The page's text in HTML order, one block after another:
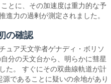
とに、その加速度は重力的な予
進力の過剰が測定されました。
の確認
ュア天文学者ゲナディ・ボリソ
分の天文台から、明らかに彗星
た。 すぐにその双曲線軌道が計
であることに疑いの余地があり